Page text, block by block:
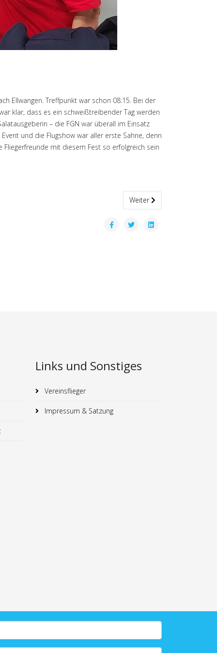
Ellwangen. Treffpunkt war schon 08:15. Bei der
klar, dass es ein schweißtreibender Tag werden
– die FGN war überall im Einsatz
und die Flugshow war aller erste Sahne, denn
Fliegerfreunde mit diesem Fest so erfolgreich sein
Nächster Beitrag:
Weiter
Links und Sonstiges
Vereinsflieger
Impressum & Satzung